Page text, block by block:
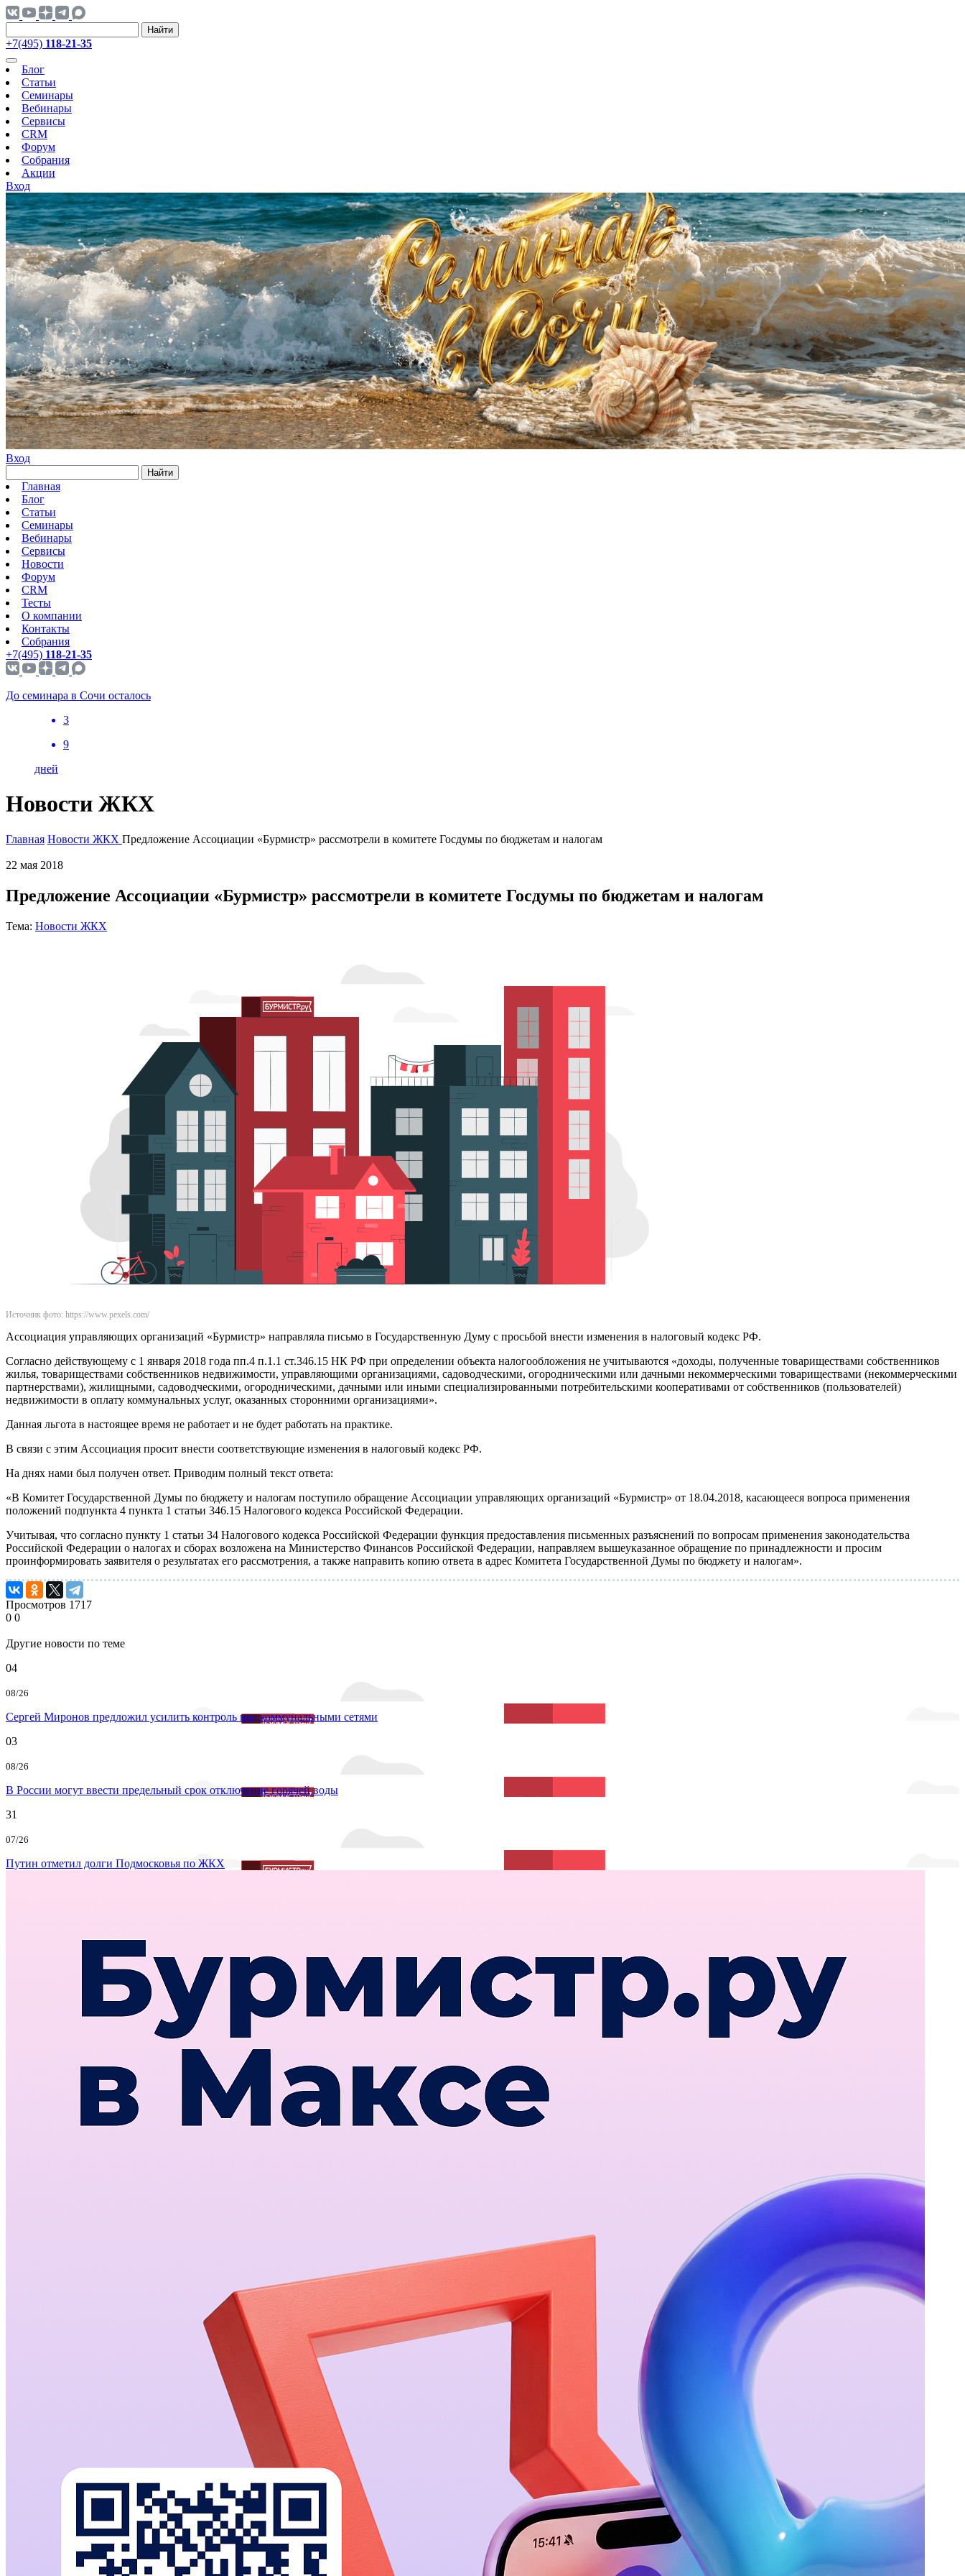
Найти
+7(495) 118-21-35
Блог
Статьи
Семинары
Вебинары
Сервисы
CRM
Форум
Собрания
Акции
Вход
Вход
Найти
Главная
Блог
Статьи
Семинары
Вебинары
Сервисы
Новости
Форум
CRM
Тесты
О компании
Контакты
Собрания
+7(495) 118-21-35
До семинара в Сочи осталось
3
9
дней
Новости ЖКХ
Главная Новости ЖКХ Предложение Ассоциации «Бурмистр» рассмотрели в комитете Госдумы по бюджетам и налогам
22 мая 2018
Предложение Ассоциации «Бурмистр» рассмотрели в комитете Госдумы по бюджетам и налогам
Тема: Новости ЖКХ
Источник фото: https://www.pexels.com/
Ассоциация управляющих организаций «Бурмистр» направляла письмо в Государственную Думу с просьбой внести изменения в налоговый кодекс РФ.
Согласно действующему с 1 января 2018 года пп.4 п.1.1 ст.346.15 НК РФ при определении объекта налогообложения не учитываются «доходы, полученные товариществами собственников
жилья, товариществами собственников недвижимости, управляющими организациями, садоводческими, огородническими или дачными некоммерческими товариществами (некоммерческими
партнерствами), жилищными, садоводческими, огородническими, дачными или иными специализированными потребительскими кооперативами от собственников (пользователей)
недвижимости в оплату коммунальных услуг, оказанных сторонними организациями».
Данная льгота в настоящее время не работает и не будет работать на практике.
В связи с этим Ассоциация просит внести соответствующие изменения в налоговый кодекс РФ.
На днях нами был получен ответ. Приводим полный текст ответа:
«В Комитет Государственной Думы по бюджету и налогам поступило обращение Ассоциации управляющих организаций «Бурмистр» от 18.04.2018, касающееся вопроса применения
положений подпункта 4 пункта 1 статьи 346.15 Налогового кодекса Российской Федерации.
Учитывая, что согласно пункту 1 статьи 34 Налогового кодекса Российской Федерации функция предоставления письменных разъяснений по вопросам применения законодательства
Российской Федерации о налогах и сборах возложена на Министерство Финансов Российской Федерации, направляем вышеуказанное обращение по принадлежности и просим
проинформировать заявителя о результатах его рассмотрения, а также направить копию ответа в адрес Комитета Государственной Думы по бюджету и налогам».
Просмотров 1717
0 0
Другие новости по теме
04
08/26
Сергей Миронов предложил усилить контроль над коммунальными сетями
03
08/26
В России могут ввести предельный срок отключение горячей воды
31
07/26
Путин отметил долги Подмосковья по ЖКХ